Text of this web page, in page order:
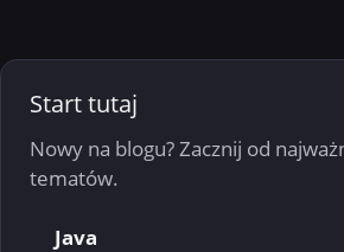
Start tutaj
Nowy na blogu? Zacznij od
tematów.
Java